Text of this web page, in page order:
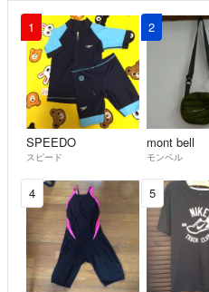
1
SPEEDO
スピード
2
mont bell
モンベル
4 5